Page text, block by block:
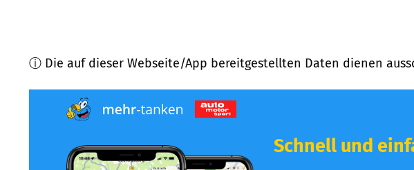
ⓘ Die auf dieser Webseite/App bereitgestellten Daten dienen
Schnell und